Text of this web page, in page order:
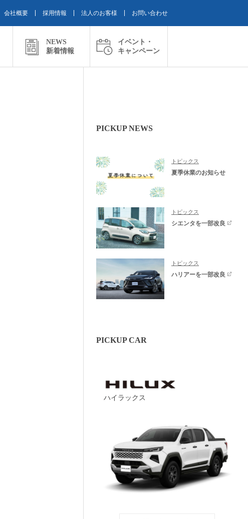
会社概要 採用情報 法人のお客様 お問い合わせ
NEWS
新着情報
イベント・
キャンペーン
PICKUP NEWS
トピックス
夏季休業のお知らせ
トピックス
シエンタを一部改良
トピックス
ハリアーを一部改良
PICKUP CAR
ハイラックス